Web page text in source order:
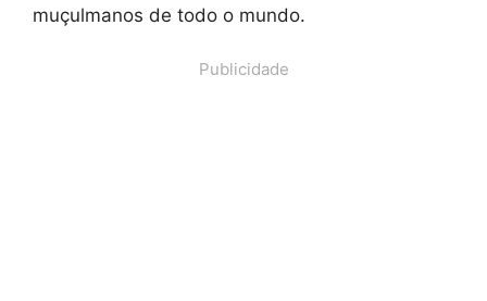
muçulmanos de todo o mundo.
Publicidade